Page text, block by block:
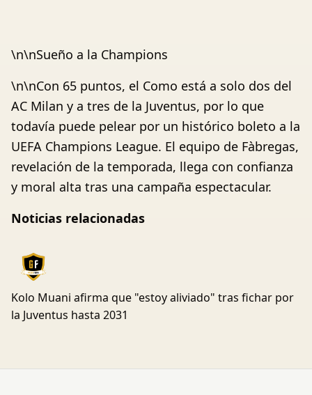
\n\nSueño a la Champions
\n\nCon 65 puntos, el Como está a solo dos del
AC Milan y a tres de la Juventus, por lo que
todavía puede pelear por un histórico boleto a la
UEFA Champions League. El equipo de Fàbregas,
revelación de la temporada, llega con confianza
y moral alta tras una campaña espectacular.
Noticias relacionadas
Kolo Muani afirma que "estoy aliviado" tras fichar por
la Juventus hasta 2031